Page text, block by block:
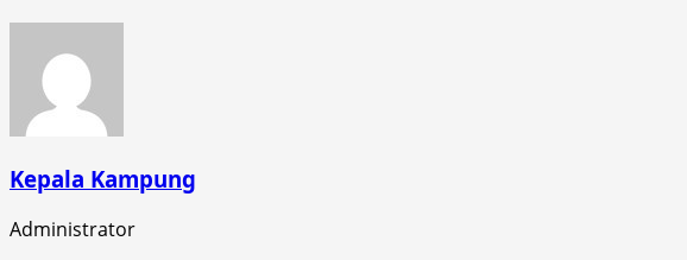
Kepala Kampung
Administrator